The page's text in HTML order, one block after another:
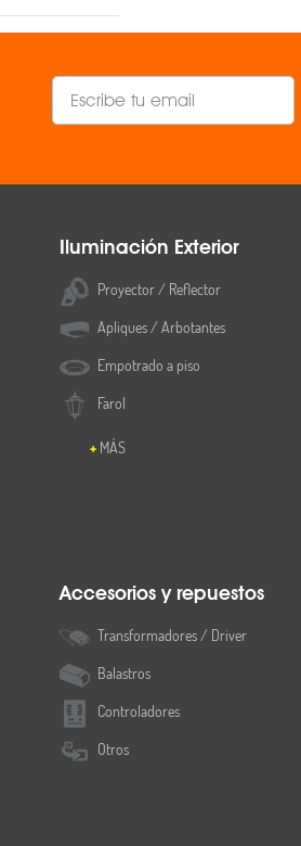
Iluminación Exterior
Proyector / Reflector
Apliques / Arbotantes
Empotrado a piso
Farol
MÁS
Accesorios y repuestos
Transformadores / Driver
Balastros
Controladores
Otros